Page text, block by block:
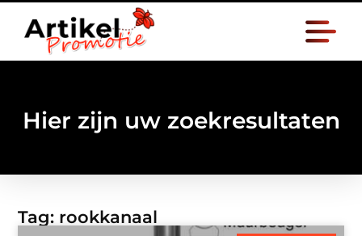
Hier zijn uw zoekresultaten
Tag: rookkanaal